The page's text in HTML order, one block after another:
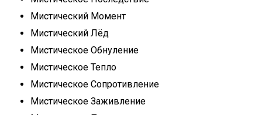
Мистический Момент
Мистический Лёд
Мистическое Обнуление
Мистическое Тепло
Мистическое Сопротивление
Мистическое Заживление